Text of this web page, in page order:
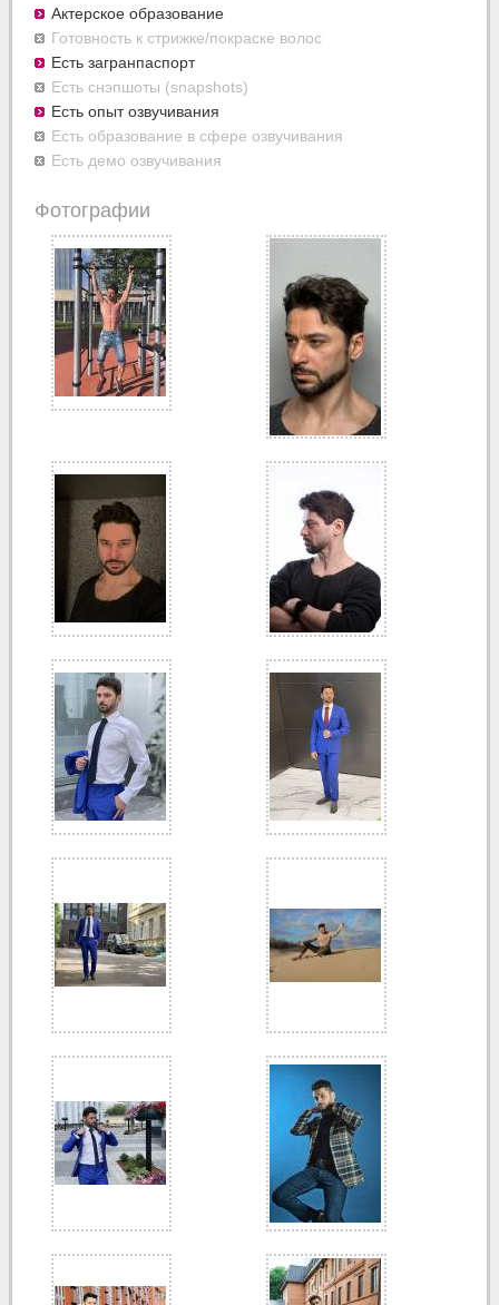
Актерское образование
Готовность к стрижке/покраске волос
Есть загранпаспорт
Есть снэпшоты (snapshots)
Есть опыт озвучивания
Есть образование в сфере озвучивания
Есть демо озвучивания
Фотографии